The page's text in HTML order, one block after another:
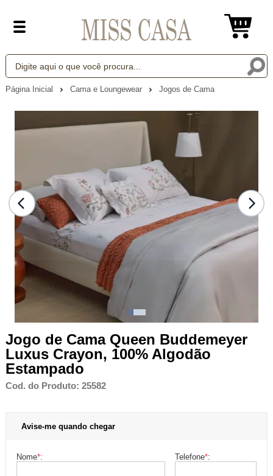
Página Inicial Cama e Loungewear Jogos de Cama
Jogo de Cama Queen Buddemeyer
Luxus Crayon, 100% Algodão
Estampado
Cod. do Produto: 25582
Avise-me quando chegar
Nome*: Telefone*: